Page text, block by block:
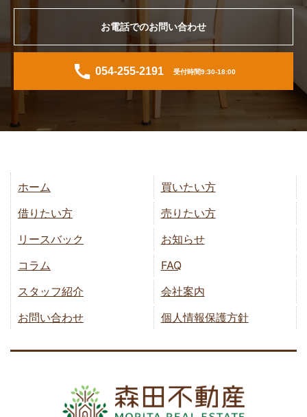
お電話でのお問い合わせ
054-255-2191 受付時間9:30-18:00
ホーム
買いたい方
借りたい方
売りたい方
リースバック
お知らせ
コラム
FAQ
スタッフ紹介
会社案内
お問い合わせ
個人情報保護方針